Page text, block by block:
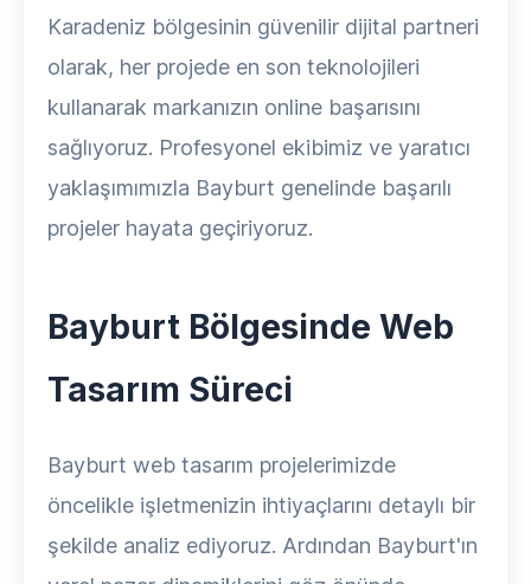
Karadeniz bölgesinin güvenilir dijital partneri
olarak, her projede en son teknolojileri
kullanarak markanızın online başarısını
sağlıyoruz. Profesyonel ekibimiz ve yaratıcı
yaklaşımımızla Bayburt genelinde başarılı
projeler hayata geçiriyoruz.
Bayburt Bölgesinde Web
Tasarım Süreci
Bayburt web tasarım projelerimizde
öncelikle işletmenizin ihtiyaçlarını detaylı bir
şekilde analiz ediyoruz. Ardından Bayburt'ın